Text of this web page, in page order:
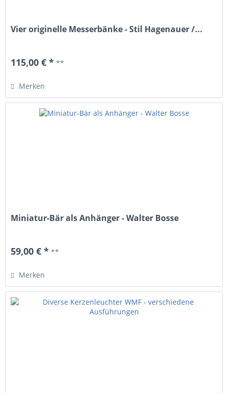
Vier originelle Messerbänke - Stil Hagenauer /...
115,00 € * **
Merken
Miniatur-Bär als Anhänger - Walter Bosse
59,00 € * **
Merken